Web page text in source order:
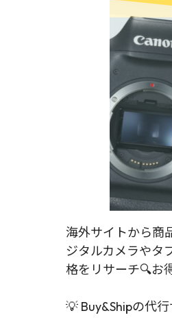
海外サイトから商
ジタルカメラやタ
格をリサーチ🔍お
💡 Buy&Shipの代